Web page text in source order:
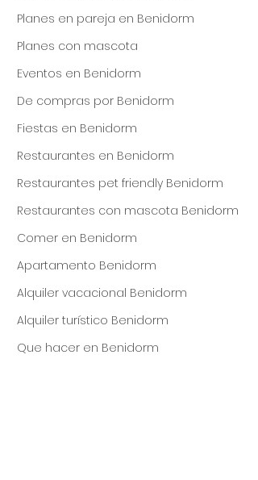
Planes en pareja en Benidorm
Planes con mascota
Eventos en Benidorm
De compras por Benidorm
Fiestas en Benidorm
Restaurantes en Benidorm
Restaurantes pet friendly Benidorm
Restaurantes con mascota Benidorm
Comer en Benidorm
Apartamento Benidorm
Alquiler vacacional Benidorm
Alquiler turístico Benidorm
Que hacer en Benidorm